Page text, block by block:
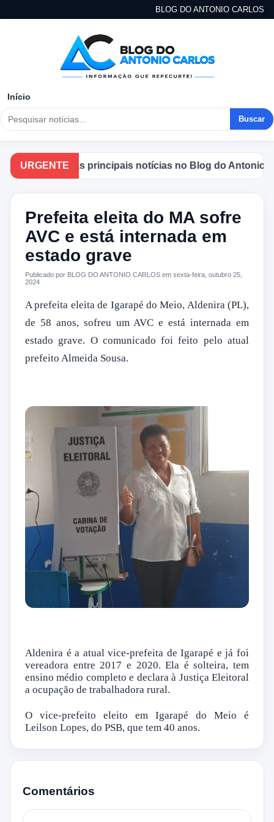
BLOG DO ANTONIO CARLOS
Início
Buscar
URGENTE
Acompanhe as principais notícias no Blog do Antonio
Prefeita eleita do MA sofre
AVC e está internada em
estado grave
Publicado por BLOG DO ANTONIO CARLOS em sexta-feira, outubro 25,
2024
A prefeita eleita de Igarapé do Meio, Aldenira (PL),
de 58 anos, sofreu um AVC e está internada em
estado grave. O comunicado foi feito pelo atual
prefeito Almeida Sousa.
Aldenira é a atual vice-prefeita de Igarapé e já foi
vereadora entre 2017 e 2020. Ela é solteira, tem
ensino médio completo e declara à Justiça Eleitoral
a ocupação de trabalhadora rural.
O vice-prefeito eleito em Igarapé do Meio é
Leilson Lopes, do PSB, que tem 40 anos.
Comentários